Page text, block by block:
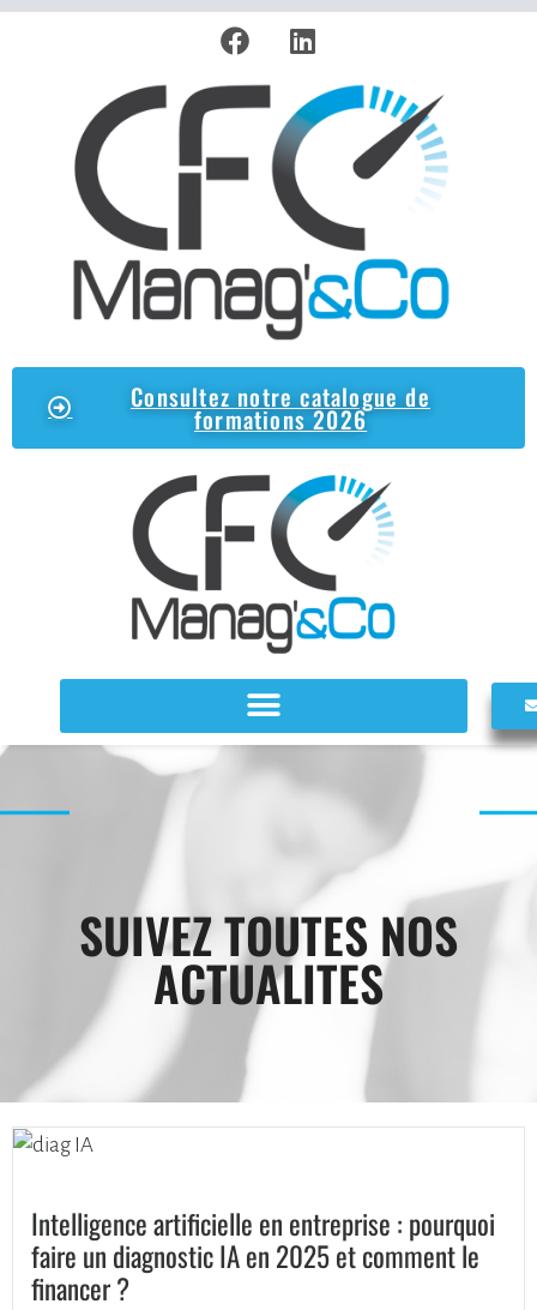
Consultez notre catalogue de
formations 2026
SUIVEZ TOUTES NOS
ACTUALITES
Intelligence artificielle en entreprise : pourquoi
faire un diagnostic IA en 2025 et comment le
financer ?